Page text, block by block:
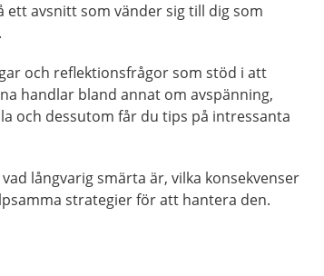
ett avsnitt som vänder sig till dig som
och reflektionsfrågor som stöd i att
handlar bland annat om avspänning,
och dessutom får du tips på intressanta
långvarig smärta är, vilka konsekvenser
strategier för att hantera den.